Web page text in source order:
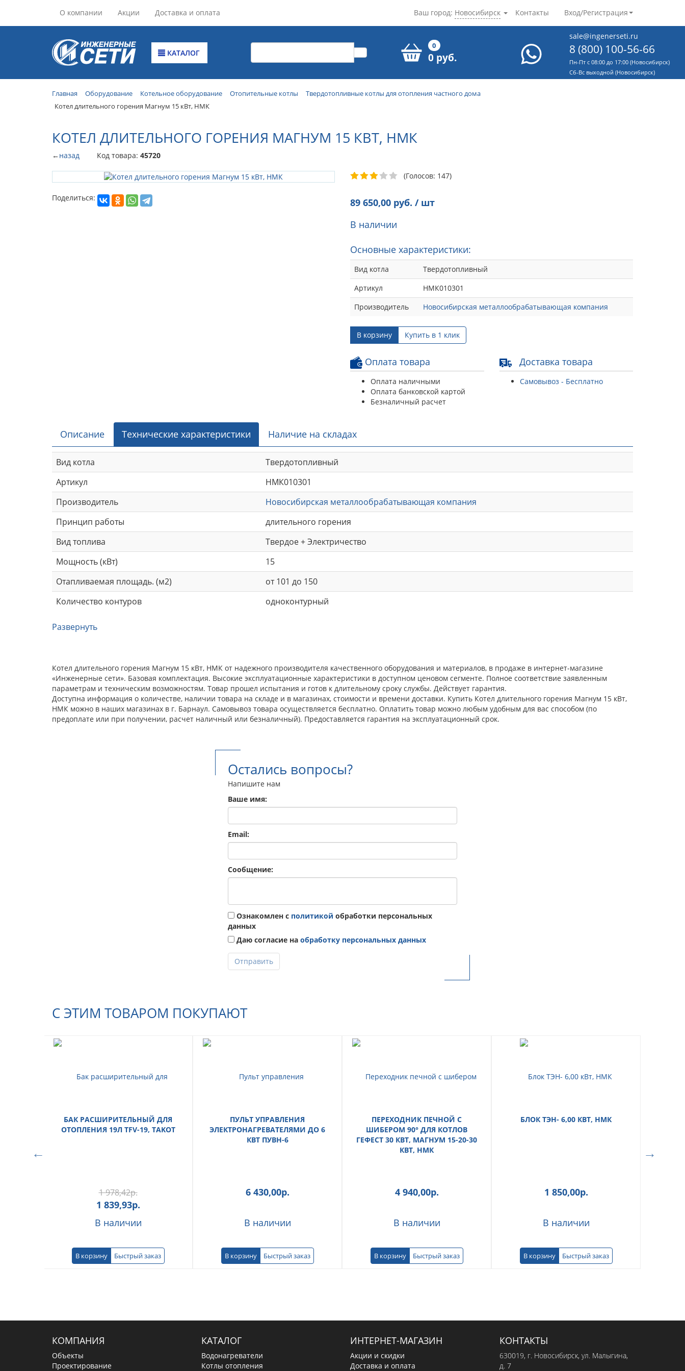
О компании Акции Доставка и оплата Контакты Вход/Регистрация
Ваш город: Новосибирск
КАТАЛОГ
0
0 руб.
sale@ingenerseti.ru
8 (800) 100-56-66
Пн-Пт с 08:00 до 17:00 (Новосибирск)
Cб-Вс выходной (Новосибирск)
Главная Оборудование Котельное оборудование Отопительные котлы
Твердотопливные котлы для отопления частного дома
Котел длительного горения Магнум 15 кВт, НМК
КОТЕЛ ДЛИТЕЛЬНОГО ГОРЕНИЯ МАГНУМ 15 КВТ, НМК
←назад Код товара: 45720
Поделиться:
(Голосов: 147)
89 650,00 руб. / шт
В наличии
Основные характеристики:
Вид котла
Твердотопливный
Артикул
НМК010301
Производитель
Новосибирская металлообрабатывающая компания
В корзину Купить в 1 клик
Оплата товара
Оплата наличными
Оплата банковской картой
Безналичный расчет
Доставка товара
Самовывоз - Бесплатно
Описание Технические характеристики Наличие на складах
Вид котла
Твердотопливный
Артикул
НМК010301
Производитель
Новосибирская металлообрабатывающая компания
Принцип работы
длительного горения
Вид топлива
Твердое + Электричество
Мощность (кВт)
15
Отапливаемая площадь. (м2)
от 101 до 150
Количество контуров
одноконтурный
Развернуть
Котел длительного горения Магнум 15 кВт, НМК от надежного производителя качественного оборудования и материалов, в продаже в интернет-магазине
«Инженерные сети». Базовая комплектация. Высокие эксплуатационные характеристики в доступном ценовом сегменте. Полное соответствие заявленным
параметрам и техническим возможностям. Товар прошел испытания и готов к длительному сроку службы. Действует гарантия.
Доступна информация о количестве, наличии товара на складе и в магазинах, стоимости и времени доставки. Купить Котел длительного горения Магнум 15 кВт,
НМК можно в наших магазинах в г. Барнаул. Самовывоз товара осуществляется бесплатно. Оплатить товар можно любым удобным для вас способом (по
предоплате или при получении, расчет наличный или безналичный). Предоставляется гарантия на эксплуатационный срок.
Остались вопросы?
Напишите нам
Ваше имя:
Email:
Сообщение:
Ознакомлен с политикой обработки персональных
данных
Даю согласие на обработку персональных данных
Отправить
С ЭТИМ ТОВАРОМ ПОКУПАЮТ
БАК РАСШИРИТЕЛЬНЫЙ ДЛЯ
ОТОПЛЕНИЯ 19Л TFV-19, TAKOT
1 978,42р.
1 839,93р.
В наличии
В корзину Быстрый заказ
ПУЛЬТ УПРАВЛЕНИЯ
ЭЛЕКТРОНАГРЕВАТЕЛЯМИ ДО 6
КВТ ПУВН-6
6 430,00р.
В наличии
В корзину Быстрый заказ
ПЕРЕХОДНИК ПЕЧНОЙ С
ШИБЕРОМ 90° ДЛЯ КОТЛОВ
ГЕФЕСТ 30 КВТ, МАГНУМ 15-20-30
КВТ, НМК
4 940,00р.
В наличии
В корзину Быстрый заказ
БЛОК ТЭН- 6,00 КВТ, НМК
1 850,00р.
В наличии
В корзину Быстрый заказ
КОМПАНИЯ
Объекты
Проектирование
КАТАЛОГ
Водонагреватели
Котлы отопления
ИНТЕРНЕТ-МАГАЗИН
Акции и скидки
Доставка и оплата
КОНТАКТЫ
630019, г. Новосибирск, ул. Малыгина,
д. 7